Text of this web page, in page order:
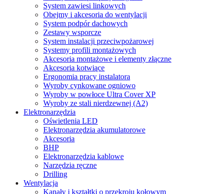
System zawiesi linkowych
Obejmy i akcesoria do wentylacji
System podpór dachowych
Zestawy wsporcze
System instalacji przeciwpożarowej
Systemy profili montażowych
Akcesoria montażowe i elementy złączne
Akcesoria kotwiące
Ergonomia pracy instalatora
Wyroby cynkowane ogniowo
Wyroby w powłoce Ultra Cover XP
Wyroby ze stali nierdzewnej (A2)
Elektronarzędzia
Oświetlenia LED
Elektronarzędzia akumulatorowe
Akcesoria
BHP
Elektronarzędzia kablowe
Narzędzia ręczne
Drilling
Wentylacja
Kanały i kształtki o przekroju kołowym